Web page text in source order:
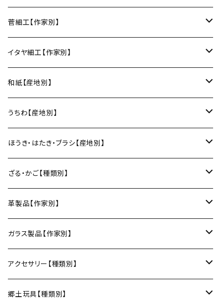
丼
マグカップ
フリーカップ
酒器
ぐい呑み・盃
徳利
蓋物・キャニスター
そば猪口
箸・カトラリー
箸
箸置き
土鍋
鍋敷き・コースター
鍋敷き
ポットマット
m.m.d.（瀬戸焼／愛知）
LUC DE BOECK（京都）
小山研一（京都）
中村譲司（京都）
俊彦窯（丹波焼／兵庫）
Fuji窯（備前焼／岡山）
仁堂窯 大森宏明（備前焼／岡山）
梅山窯（砥部焼／愛媛）
宗像窯（会津本郷焼／福島）
松永窯（大堀相馬焼／福島）
うるしおいしおはし
甲斐のぶお工房（竹のカトラリー／大分）
巾着袋
ブックカバー
清原遥（テキスタイル／滋賀）
KOMOREBI
朝焼け
藍染屋ほうね（藍染／静岡）
京都のれん（風呂敷／京都）
小風呂敷（約50cm角）
2巾風呂敷（約70cm角）
Sugee textile（国産手ぬぐい）
向井詩織（ブロックプリント／インド）
昇苑くみひも（京都）
リング
ブレスレット
菅細工【作家別】
深江菅細工（大阪）
イタヤ細工【作家別】
角館イタヤ工芸（秋田）
民芸イタヤ工房（秋田）
和紙【産地別】
出雲民藝紙（島根）
多羅富來和紙（愛媛）
八尾和紙（富山）
美濃和紙（岐阜）
うちわ【産地別】
房州うちわ（千葉）
水うちわ（岐阜）
ほうき・はたき・ブラシ【産地別】
松本箒（長野）
棕櫚箒（和歌山）
和箒（栃木）
和箒（群馬）
ざる・かご【種類別】
盆ざる
かご
革製品【作家別】
Therese（奈良）
ガラス製品【作家別】
Taiga Glass（群馬）
アクセサリー【種類別】
ネックレス
郷土玩具【種類別】